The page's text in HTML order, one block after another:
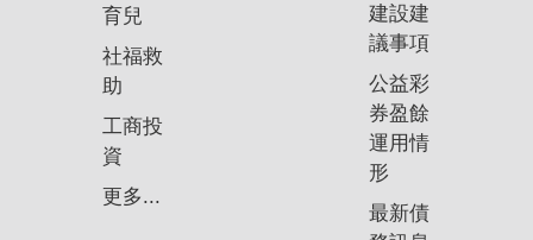
育兒
社福救
助
工商投
資
更多...
建設建
議事項
公益彩
券盈餘
運用情
形
最新債